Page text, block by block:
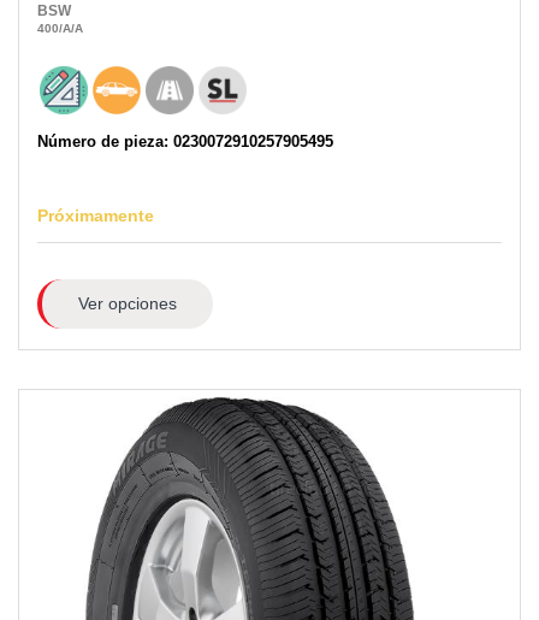
BSW
400/A/A
Número de pieza: 0230072910257905495
Próximamente
Ver opciones